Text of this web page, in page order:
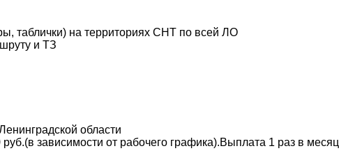
таблички) на территориях СНТ по всей ЛО
и ТЗ
области
зависимости от рабочего графика).Выплата 1 раз в месяц